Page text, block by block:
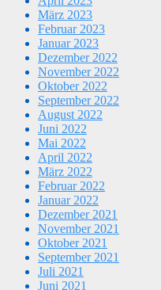
März 2023
Februar 2023
Januar 2023
Dezember 2022
November 2022
Oktober 2022
September 2022
August 2022
Juni 2022
Mai 2022
April 2022
März 2022
Februar 2022
Januar 2022
Dezember 2021
November 2021
Oktober 2021
September 2021
Juli 2021
Juni 2021